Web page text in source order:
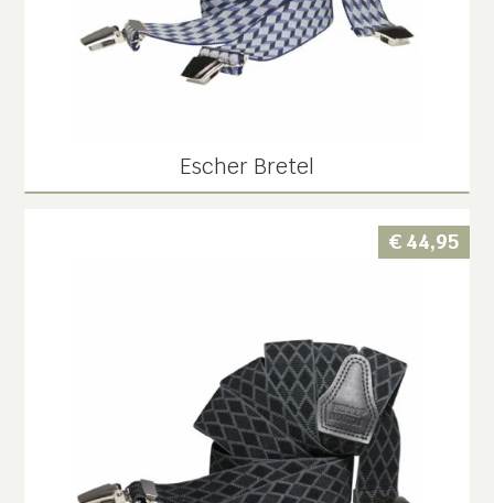
Escher Bretel
€44,95